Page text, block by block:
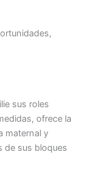
sus roles
ofrece la
maternal y
de sus bloques